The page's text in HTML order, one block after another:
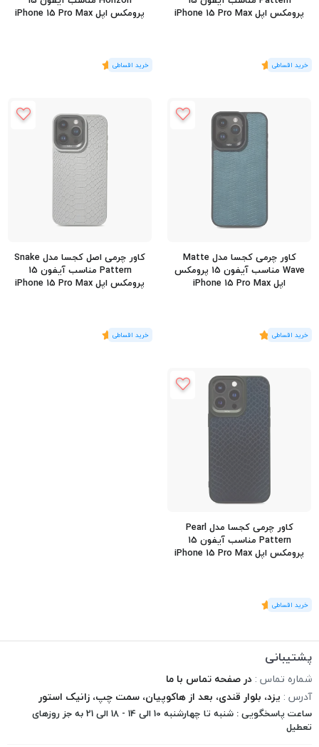
پرومکس اپل iPhone 15 Pro Max
(1رای)
5
پرومکس اپل iPhone 15 Pro Max
(1رای)
5
کاور چرمی کجسا مدل Matte
Wave مناسب آیفون 15 پرومکس
اپل iPhone 15 Pro Max
(2 رای)
5
کاور چرمی اصل کجسا مدل Snake
Pattern مناسب آیفون 15
پرومکس اپل iPhone 15 Pro Max
(1رای)
5
کاور چرمی کجسا مدل Pearl
Pattern مناسب آیفون 15
پرومکس اپل iPhone 15 Pro Max
(1رای)
5
پشتیبانی
شماره تماس : در صفحه تماس با ما
آدرس : یزد، بلوار قندی، بعد از هاکوپیان، سمت چپ، زانیک استور
ساعت پاسخگویی : شنبه تا چهارشنبه 10 الی 14 - 18 الی 21 به جز روزهای
تعطیل